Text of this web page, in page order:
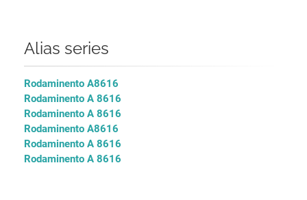
Alias series
Rodaminento A8616
Rodaminento A 8616
Rodaminento A 8616
Rodaminento A8616
Rodaminento A 8616
Rodaminento A 8616